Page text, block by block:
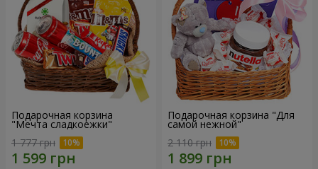
Подарочная корзина
"Мечта сладкоежки"
1 777 грн
Подарочная корзина "Для
самой нежной"
2 110 грн